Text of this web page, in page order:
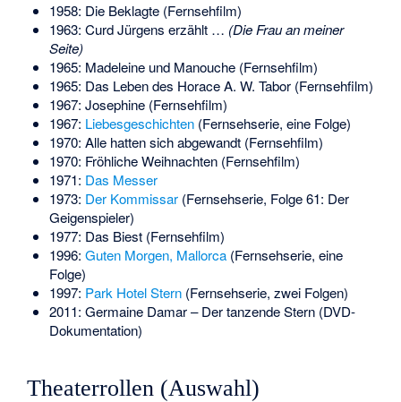
1958: Die Beklagte (Fernsehfilm)
1963: Curd Jürgens erzählt … (Die Frau an meiner
Seite)
1965: Madeleine und Manouche (Fernsehfilm)
1965: Das Leben des Horace A. W. Tabor (Fernsehfilm)
1967: Josephine (Fernsehfilm)
1967: Liebesgeschichten(Fernsehserie, eine Folge)
1970: Alle hatten sich abgewandt (Fernsehfilm)
1970: Fröhliche Weihnachten (Fernsehfilm)
1971: Das Messer
1973: Der Kommissar(Fernsehserie, Folge 61: Der
Geigenspieler)
1977: Das Biest (Fernsehfilm)
1996: Guten Morgen, Mallorca(Fernsehserie, eine
Folge)
1997: Park Hotel Stern(Fernsehserie, zwei Folgen)
2011: Germaine Damar – Der tanzende Stern(DVD-
Dokumentation)
Theaterrollen (Auswahl)